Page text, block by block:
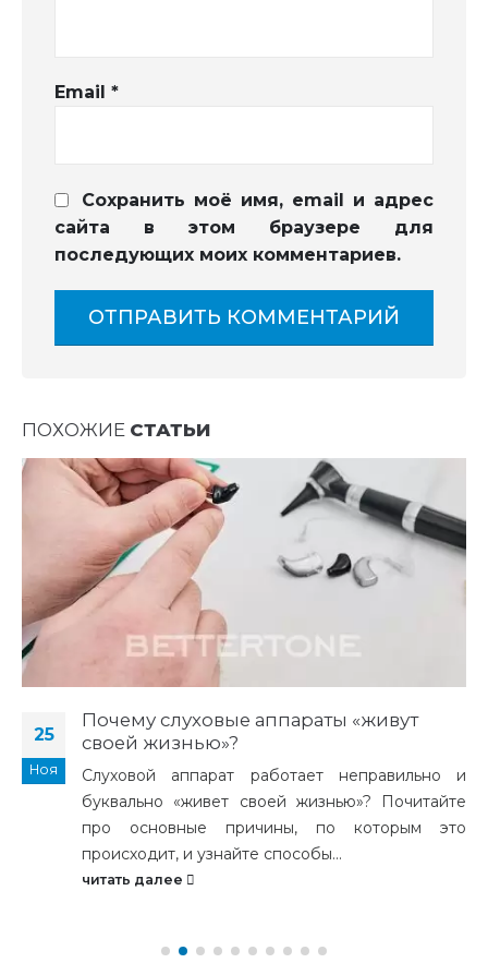
Email *
Сохранить моё имя, email и адрес
сайта в этом браузере для
последующих моих комментариев.
ПОХОЖИЕ СТАТЬИ
25
Ноя
Почему слуховые аппараты «живут
своей жизнью»?
Слуховой аппарат работает неправильно и
буквально «живет своей жизнью»? Почитайте
про основные причины, по которым это
происходит, и узнайте способы...
читать далее